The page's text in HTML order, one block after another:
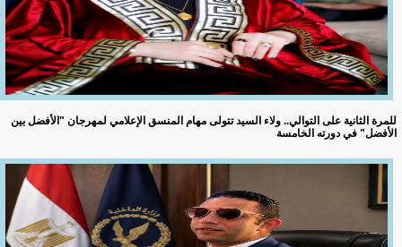
للمرة الثانية على التوالي.. ولاء السيد تتولى مهام المنسق الإعلامي لمهرجان "الأفضل بين
الأفضل" في دورته الخامسة